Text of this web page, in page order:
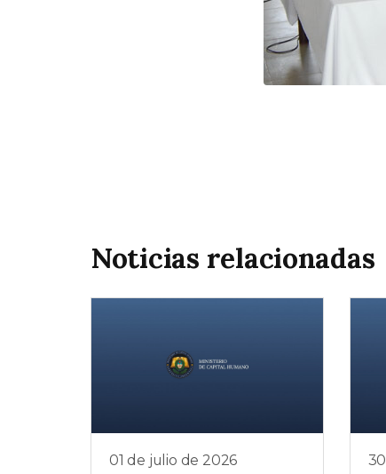
Noticias relacionadas
01 de julio de 2026